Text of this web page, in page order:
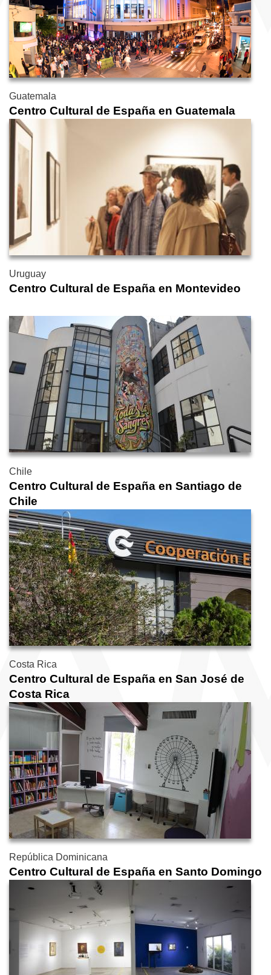
Guatemala
Centro Cultural de España en Guatemala
Uruguay
Centro Cultural de España en Montevideo
Chile
Centro Cultural de España en Santiago de
Chile
Costa Rica
Centro Cultural de España en San José de
Costa Rica
República Dominicana
Centro Cultural de España en Santo Domingo